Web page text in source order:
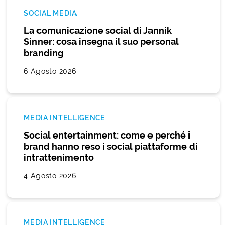
SOCIAL MEDIA
La comunicazione social di Jannik
Sinner: cosa insegna il suo personal
branding
6 Agosto 2026
MEDIA INTELLIGENCE
Social entertainment: come e perché i
brand hanno reso i social piattaforme di
intrattenimento
4 Agosto 2026
MEDIA INTELLIGENCE